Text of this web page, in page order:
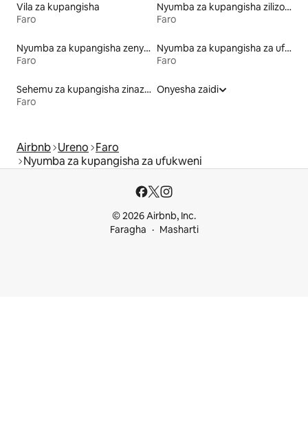
Vila za kupangisha
Faro
Nyumba za kupangisha zilizo na beseni la maji moto
Faro
Nyumba za kupangisha zenye kiamsha kinywa
Faro
Nyumba za kupangisha za ufukweni
Faro
Sehemu za kupangisha zinazowafaa wanyama vipenzi
Faro
Onyesha zaidi
Airbnb Ureno Faro
Nyumba za kupangisha za ufukweni
© 2026 Airbnb, Inc.
Faragha
Masharti